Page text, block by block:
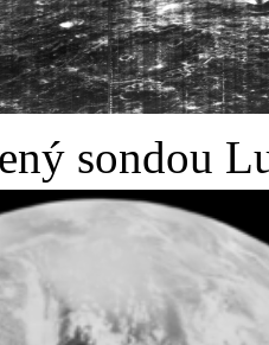
sondou